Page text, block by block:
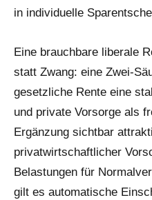
in individuelle
Eine brauchbare liberale
statt Zwang: eine Zwei-
gesetzliche Rente eine
und private Vorsorge als
Ergänzung sichtbar
privatwirtschaftlicher
Belastungen für
gilt es automatische